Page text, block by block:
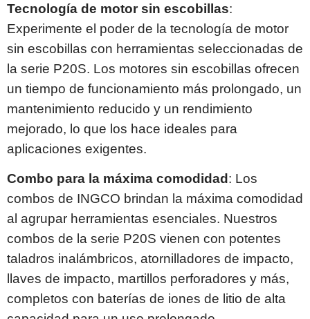
Tecnología de motor sin escobillas:
Experimente el poder de la tecnología de motor
sin escobillas con herramientas seleccionadas de
la serie P20S. Los motores sin escobillas ofrecen
un tiempo de funcionamiento más prolongado, un
mantenimiento reducido y un rendimiento
mejorado, lo que los hace ideales para
aplicaciones exigentes.
Combo para la máxima comodidad : Los
combos de INGCO brindan la máxima comodidad
al agrupar herramientas esenciales. Nuestros
combos de la serie P20S vienen con potentes
taladros inalámbricos, atornilladores de impacto,
llaves de impacto, martillos perforadores y más,
completos con baterías de iones de litio de alta